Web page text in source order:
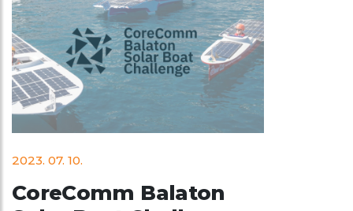
2023. 07. 10.
CoreComm Balaton